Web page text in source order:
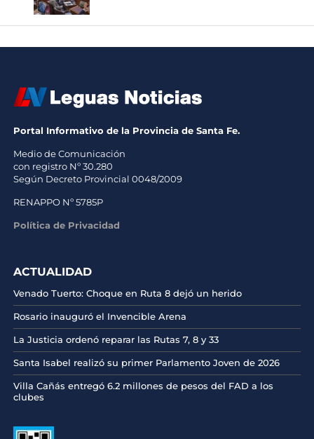
Portal Informativo de la Provincia de Santa Fe.
Medio de Comunicación
con registro Nº 30.280
Según Decreto Provincial 0048/2009
RENAPPO Nº 5785P
Política de Privacidad
ACTUALIDAD
Venado Tuerto: Choque en Ruta 8 dejó un herido
Rosario inauguró el Invencible Arena
La Justicia ordenó reparar las Rutas 7, 8 y 33
Santa Isabel realizó su primer Parlamento Joven de 2026
Villa Cañás entregó 6.2 millones de pesos del FAD a los
clubes